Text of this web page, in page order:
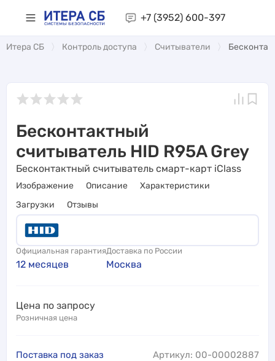
+7 (3952) 600-397
Итера СБ Контроль доступа Считыватели
Бесконтактный
считыватель HID R95A Grey
Бесконтактный считыватель смарт-карт iClass
Изображение Описание
Характеристики
Загрузки
Отзывы
Официальная гарантия
12 месяцев
Доставка по России
Москва
Цена по запросу
Розничная цена
Поставка под заказ Артикул: 00-00002887